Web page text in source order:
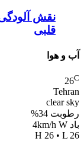
نقش
قلبی
آب و هوا
26C
Tehran
clear sky
رطوبت 34%
باد 4km/h W
H 26 • L 26